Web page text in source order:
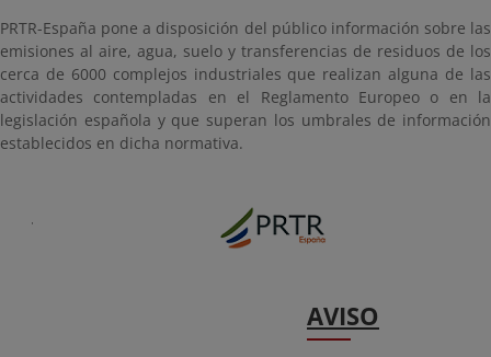
PRTR-España pone a disposición del público información sobre las
emisiones al aire, agua, suelo y transferencias de residuos de los
cerca de 6000 complejos industriales que realizan alguna de las
actividades contempladas en el Reglamento Europeo o en la
legislación española y que superan los umbrales de información
establecidos en dicha normativa.
AVISO